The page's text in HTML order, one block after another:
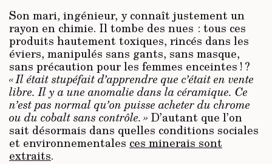
Son mari, ingénieur, y connaît justement un
rayon en chimie. Il tombe des nues : tous ces
produits hautement toxiques, rincés dans les
éviers, manipulés sans gants, sans masque,
sans précaution pour les femmes enceintes ! ?
« Il était stupéfait d’apprendre que c’était en vente
libre. Il y a une anomalie dans la céramique. Ce
n’est pas normal qu’on puisse acheter du chrome
ou du cobalt sans contrôle. » D’autant que l’on
sait désormais dans quelles conditions sociales
et environnementales ces minerais sont
extraits.